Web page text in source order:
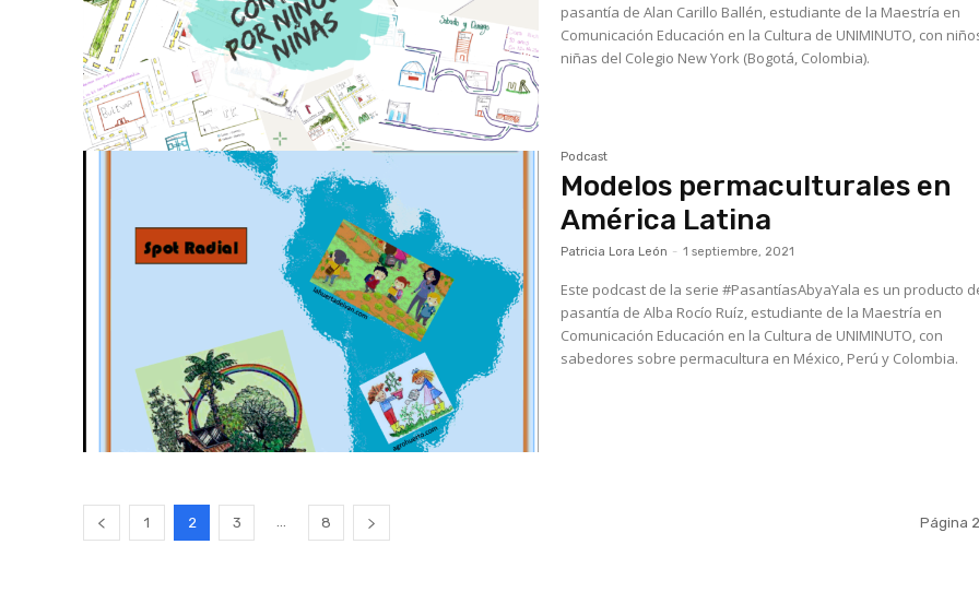
pasantía de Alan Carillo Ballén, estudiante de la Maestría en
Comunicación Educación en la Cultura de UNIMINUTO, con
niñas del Colegio New York (Bogotá, Colombia).
Podcast
Modelos permaculturales en
América Latina
Patricia Lora León - 1 septiembre, 2021
Este podcast de la serie #PasantíasAbyaYala es un producto
pasantía de Alba Rocío Ruíz, estudiante de la Maestría en
Comunicación Educación en la Cultura de UNIMINUTO, con
sabedores sobre permacultura en México, Perú y Colombia.
1 2 3 8 Página